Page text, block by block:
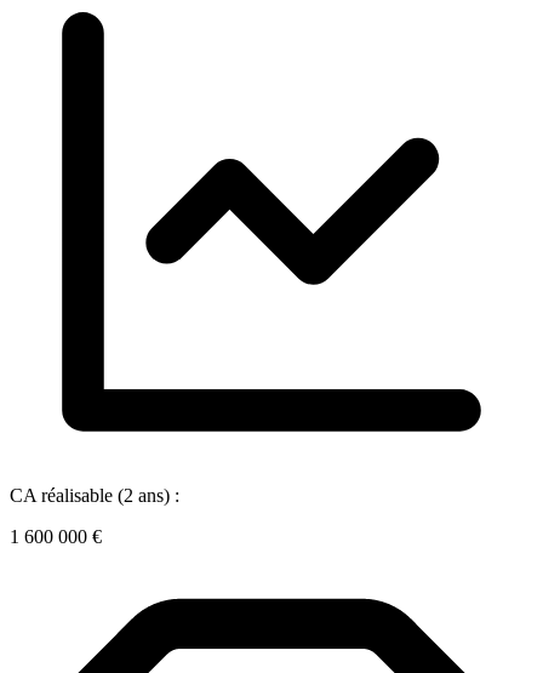
CA réalisable (2 ans) :
1 600 000 €